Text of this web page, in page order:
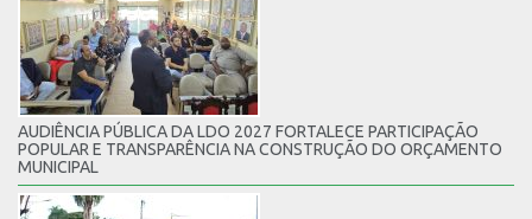
AUDIÊNCIA PÚBLICA DA LDO 2027 FORTALECE PARTICIPAÇÃO
POPULAR E TRANSPARÊNCIA NA CONSTRUÇÃO DO ORÇAMENTO
MUNICIPAL